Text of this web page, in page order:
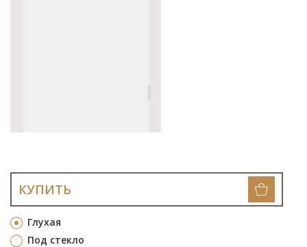
Глухая
Под стекло
КУПИТЬ